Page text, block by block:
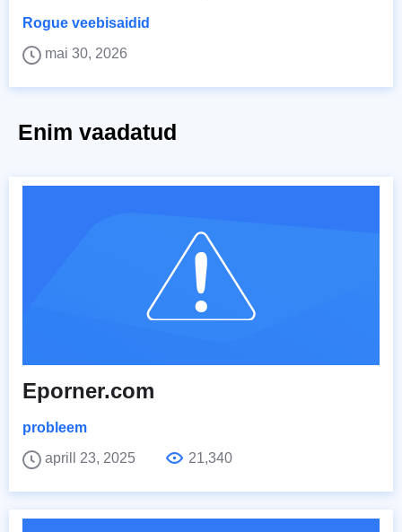
Rogue veebisaidid
mai 30, 2026
Enim vaadatud
Eporner.com
probleem
aprill 23, 2025
21,340